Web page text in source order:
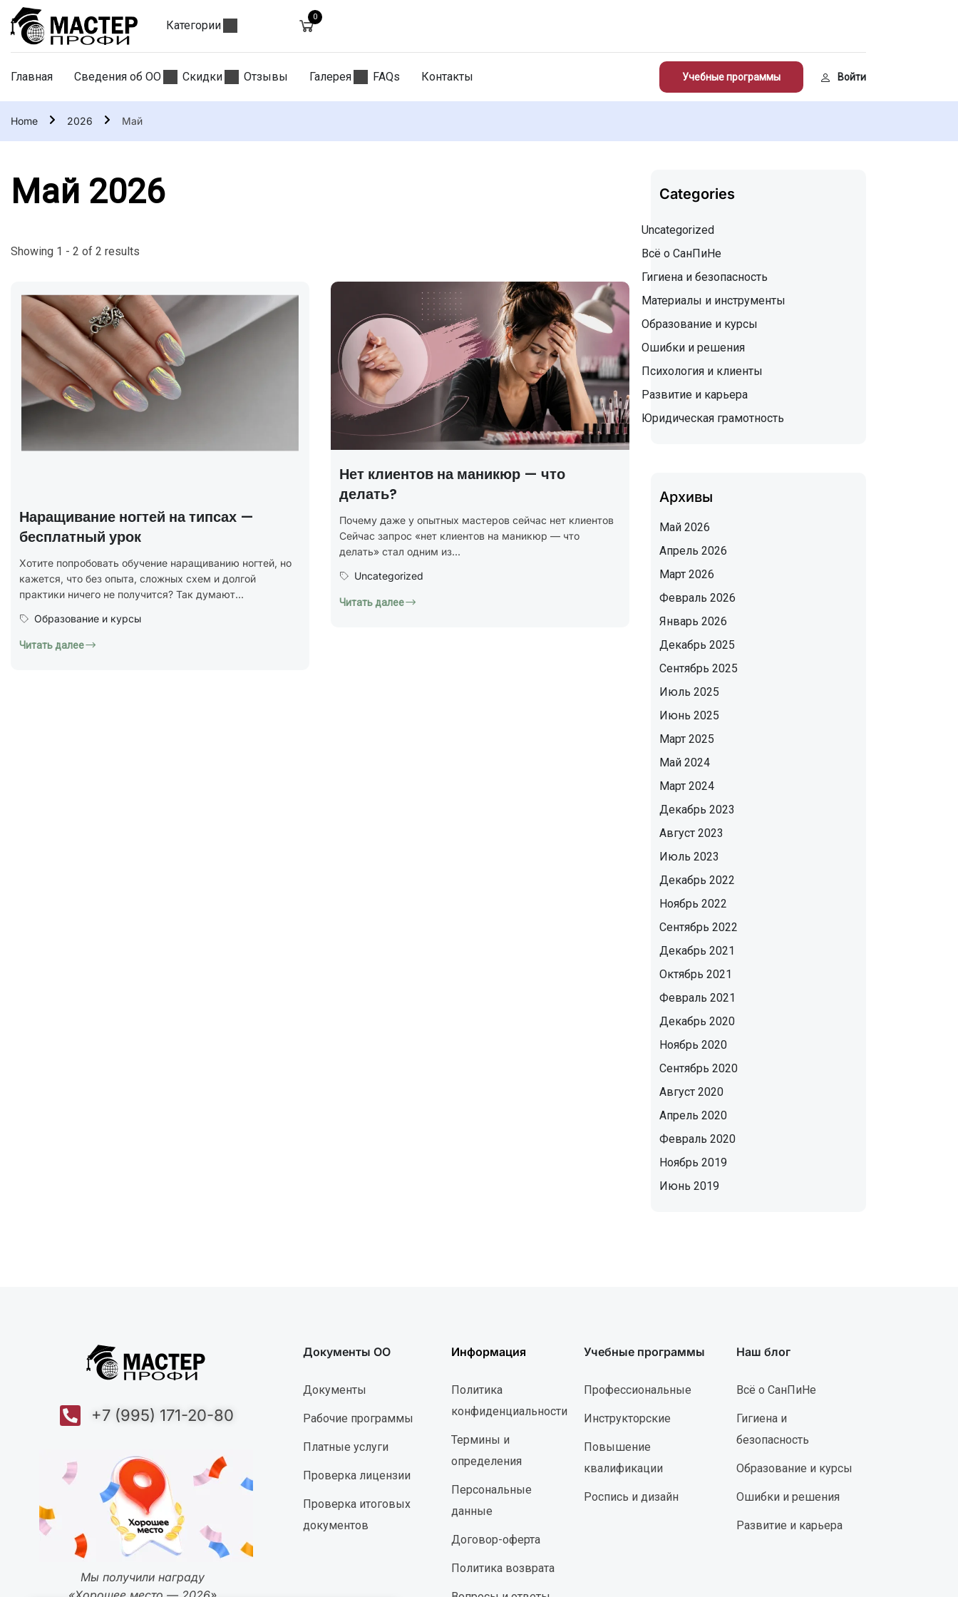
Категории
0
Главная Сведения об ОО Скидки Отзывы Галерея FAQs Контакты Учебные программы Войти
Home 2026 Май
Май 2026
Showing 1 - 2 of 2 results
Наращивание ногтей на типсах —
бесплатный урок
Хотите попробовать обучение наращиванию ногтей, но
кажется, что без опыта, сложных схем и долгой
практики ничего не получится? Так думают...
Образование и курсы
Читать далее
Нет клиентов на маникюр — что
делать?
Почему даже у опытных мастеров сейчас нет клиентов
Сейчас запрос «нет клиентов на маникюр — что
делать» стал одним из...
Uncategorized
Читать далее
Categories
Uncategorized
Всё о СанПиНе
Гигиена и безопасность
Материалы и инструменты
Образование и курсы
Ошибки и решения
Психология и клиенты
Развитие и карьера
Юридическая грамотность
Архивы
Май 2026
Апрель 2026
Март 2026
Февраль 2026
Январь 2026
Декабрь 2025
Сентябрь 2025
Июль 2025
Июнь 2025
Март 2025
Май 2024
Март 2024
Декабрь 2023
Август 2023
Июль 2023
Декабрь 2022
Ноябрь 2022
Сентябрь 2022
Декабрь 2021
Октябрь 2021
Февраль 2021
Декабрь 2020
Ноябрь 2020
Сентябрь 2020
Август 2020
Апрель 2020
Февраль 2020
Ноябрь 2019
Июнь 2019
+7 (995) 171-20-80
Мы получили награду
Документы ОО
Документы
Рабочие программы
Платные услуги
Проверка лицензии
Проверка итоговых
документов
Информация
Политика
конфиденциальности
Термины и
определения
Персональные
данные
Договор-оферта
Политика возврата
Учебные программы
Профессиональные
Инструкторские
Повышение
квалификации
Роспись и дизайн
Наш блог
Всё о СанПиНе
Гигиена и
безопасность
Образование и курсы
Ошибки и решения
Развитие и карьера